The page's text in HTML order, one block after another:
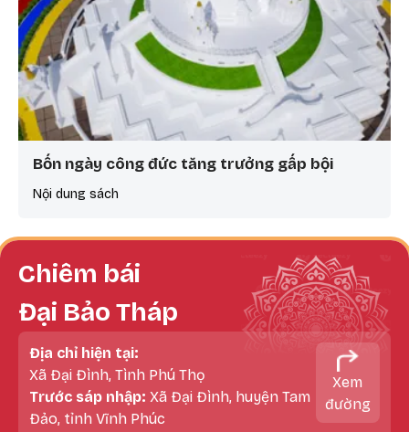
Bốn ngày công đức tăng trưởng gấp bội
Nội dung sách
Chiêm bái
Đại Bảo Tháp
Địa chỉ hiện tại:
Xã Đại Đình, Tình Phú Thọ
Trước sáp nhập: Xã Đại Đình, huyện Tam
Đảo, tỉnh Vĩnh Phúc
Xem
đường